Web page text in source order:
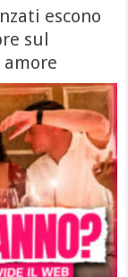
escono
sul